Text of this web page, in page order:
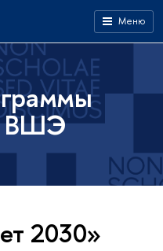
Меню
ВШЭ
2030»